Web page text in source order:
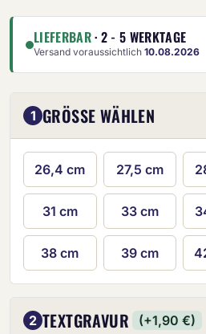
LIEFERBAR· 2 - 5 WERKTAGE
Versand voraussichtlich 10.08.2026
1 GRÖSSE WÄHLEN
26,4 cm 27,5 cm
31 cm 33 cm
38 cm 39 cm
2 TEXTGRAVUR (+1,90 €)